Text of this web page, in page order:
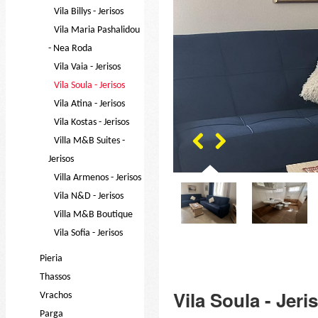
Vila Billys - Jerisos
Vila Maria Pashalidou
- Nea Roda
Vila Vaia - Jerisos
Vila Soula - Jerisos
Vila Atina - Jerisos
Vila Kostas - Jerisos
Villa M&B Suites -
Jerisos
Villa Armenos - Jerisos
Vila N&D - Jerisos
Villa M&B Boutique
Vila Sofia - Jerisos
Pieria
Thassos
Vrachos
Parga
Vila Soula -